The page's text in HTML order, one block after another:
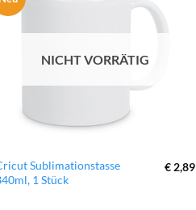
Wunschliste
hinzufügen
NICHT VORRÄTIG
Sublimationstasse
1 Stück
€2,89